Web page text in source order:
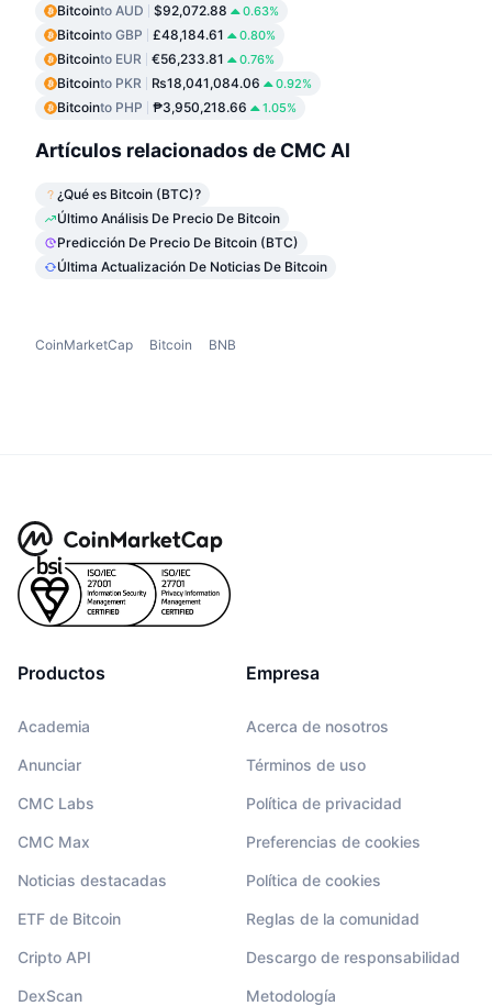
Bitcointo AUD $92,072.88 0.63%
Bitcointo GBP £48,184.61 0.80%
Bitcointo EUR €56,233.81 0.76%
Bitcointo PKR ₨18,041,084.06 0.92%
Bitcointo PHP ₱3,950,218.66 1.05%
Artículos relacionados de CMC AI
¿Qué es Bitcoin (BTC)?
Último Análisis De Precio De Bitcoin
Predicción De Precio De Bitcoin (BTC)
Última Actualización De Noticias De Bitcoin
CoinMarketCap Bitcoin BNB
Productos
Academia
Anunciar
CMC Labs
CMC Max
Noticias destacadas
ETF de Bitcoin
Cripto API
DexScan
Empresa
Acerca de nosotros
Términos de uso
Política de privacidad
Preferencias de cookies
Política de cookies
Reglas de la comunidad
Descargo de responsabilidad
Metodología